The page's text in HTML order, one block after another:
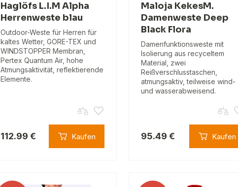
Haglöfs L.I.M Alpha
Herrenweste blau
Outdoor-Weste für Herren für
kaltes Wetter, GORE-TEX und
WINDSTOPPER Membran,
Pertex Quantum Air, hohe
Atmungsaktivität, reflektierende
Elemente.
112.99 € Kaufen
Maloja KekesM.
Damenweste Deep
Black Flora
Damenfunktionsweste mit
Isolierung aus recyceltem
Material, zwei
Reißverschlusstaschen,
atmungsaktiv, teilweise wind-
und wasserabweisend.
95.49 € Kaufen